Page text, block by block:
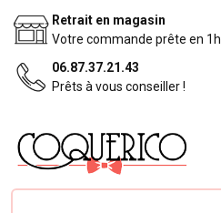
Retrait en magasin
Votre commande prête en 1h
06.87.37.21.43
Prêts à vous conseiller !